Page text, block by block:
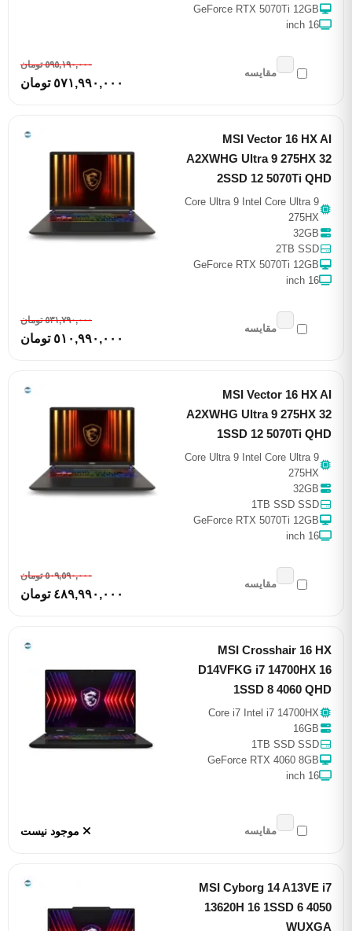
GeForce RTX 5070Ti 12GB
16 inch
٥٩٥,١٩٠,٠٠٠ تومان
٥٧١,٩٩٠,٠٠٠ تومان
مقایسه
MSI Vector 16 HX AI
A2XWHG Ultra 9 275HX 32
2SSD 12 5070Ti QHD
Core Ultra 9 Intel Core Ultra 9
275HX
32GB
2TB SSD
GeForce RTX 5070Ti 12GB
16 inch
٥٣١,٧٩٠,٠٠٠ تومان
٥١٠,٩٩٠,٠٠٠ تومان
مقایسه
MSI Vector 16 HX AI
A2XWHG Ultra 9 275HX 32
1SSD 12 5070Ti QHD
Core Ultra 9 Intel Core Ultra 9
275HX
32GB
1TB SSD SSD
GeForce RTX 5070Ti 12GB
16 inch
٥٠٩,٥٩٠,٠٠٠ تومان
٤٨٩,٩٩٠,٠٠٠ تومان
مقایسه
MSI Crosshair 16 HX
D14VFKG i7 14700HX 16
1SSD 8 4060 QHD
Core i7 Intel i7 14700HX
16GB
1TB SSD SSD
GeForce RTX 4060 8GB
16 inch
موجود نیست مقایسه
MSI Cyborg 14 A13VE i7
13620H 16 1SSD 6 4050
WUXGA